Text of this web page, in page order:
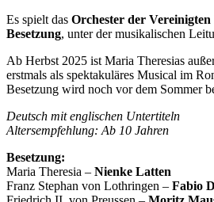
Es spielt das Orchester der
Besetzung, unter der musikalischen
Ab Herbst 2025 ist Maria Theresias
erstmals als spektakuläres Musical im
Besetzung wird noch vor dem Sommer
Deutsch mit englischen Untertiteln
Altersempfehlung: Ab 10 Jahren
Besetzung:
Maria Theresia – Nienke Latten
Franz Stephan von Lothringen – Fabio